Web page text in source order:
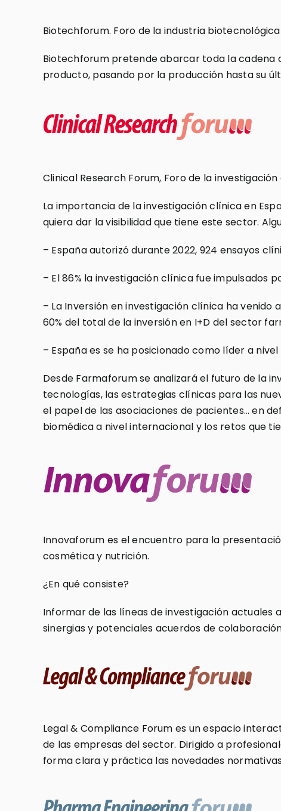
Biotechforum. Foro de la industria
Biotechforum pretende abarcar toda la cadena
producto, pasando por la producción hasta su
Clinical Research Forum, Foro de la
La importancia de la investigación clínica en
quiera dar la visibilidad que tiene este sector.
– España autorizó durante 2022, 924 ensayos
– El 86% la investigación clínica fue impulsados
– La Inversión en investigación clínica ha venido
60% del total de la inversión en I+D del sector
– España es se ha posicionado como líder a
Desde Farmaforum se analizará el futuro de la
tecnologías, las estrategias clínicas para las
el papel de las asociaciones de pacientes… en
biomédica a nivel internacional y los retos que
Innovaforum es el encuentro para la
cosmética y nutrición.
¿En qué consiste?
Informar de las líneas de investigación
sinergias y potenciales acuerdos de
Legal & Compliance Forum es un espacio
de las empresas del sector. Dirigido a
forma clara y práctica las novedades